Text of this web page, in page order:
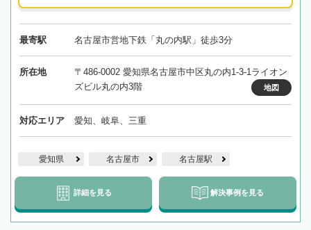
最寄駅 名古屋市営地下鉄「丸の内駅」徒歩3分
所在地
〒486-0002 愛知県名古屋市中区丸の内1-3-1ライオン
ズビル丸の内3階
地図
対応エリア 愛知、岐阜、三重
愛知県 名古屋市 名古屋駅
詳細を見る 解決事例を見る